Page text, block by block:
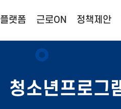
플랫폼 근로ON 정책제안
청소년프로그